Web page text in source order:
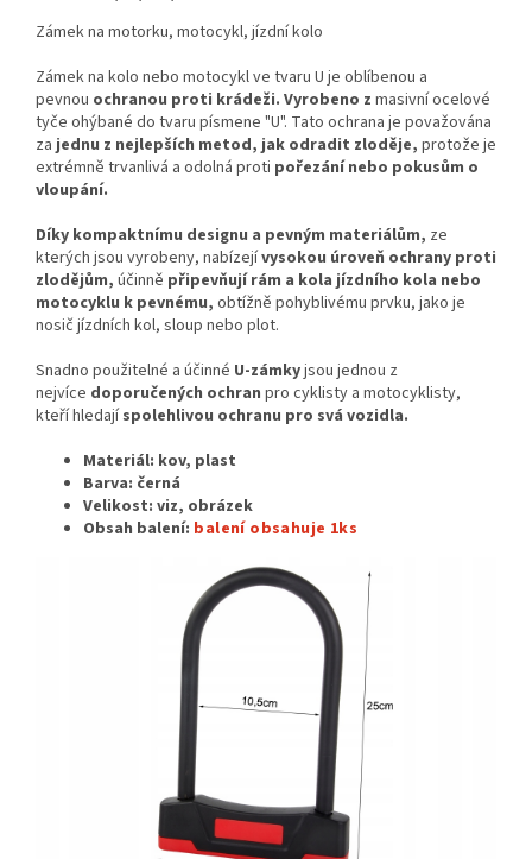
Zámek na motorku, motocykl, jízdní kolo
Zámek na kolo nebo motocykl ve tvaru U je oblíbenou a
pevnou ochranou proti krádeži. Vyrobeno z masivní ocelové
tyče ohýbané do tvaru písmene "U". Tato ochrana je považována
zajednu z nejlepších metod, jak odradit zloděje, protože je
extrémně trvanlivá a odolná proti pořezání nebo pokusům o
vloupání.
Díky kompaktnímu designu a pevným materiálům, ze
kterých jsou vyrobeny, nabízejívysokou úroveň ochrany proti
zlodějům, účinně připevňují rám a kola jízdního kola nebo
motocyklu k pevnému, obtížně pohyblivému prvku, jako je
nosič jízdních kol, sloup nebo plot.
Snadno použitelné a účinné U-zámkyjsou jednou z
nejvíce doporučených ochran pro cyklisty a motocyklisty,
kteří hledajíspolehlivou ochranu pro svá vozidla.
Materiál: kov, plast
Barva: černá
Velikost: viz, obrázek
Obsah balení: balení obsahuje 1ks